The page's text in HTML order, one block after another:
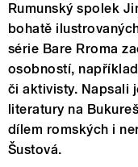
Rumunský spolek
bohatě
série Bare Rroma
osobností,
či aktivisty. Napsali
literatury na
dílem romských i
Šustová.